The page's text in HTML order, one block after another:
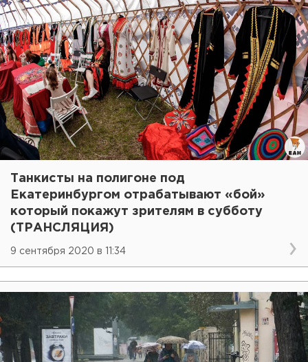
Танкисты на полигоне под
Екатеринбургом отрабатывают «бой»
который покажут зрителям в субботу
(ТРАНСЛЯЦИЯ)
9 сентября 2020 в 11:34